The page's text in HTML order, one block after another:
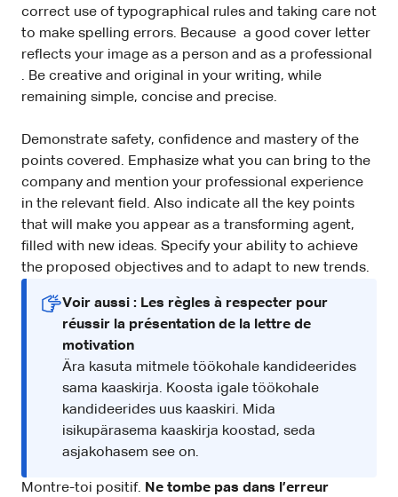
correct use of typographical rules and taking care not
to make spelling errors. Because a good cover letter
reflects your image as a person and as a professional
. Be creative and original in your writing, while
remaining simple, concise and precise.
Demonstrate safety, confidence and mastery of the
points covered. Emphasize what you can bring to the
company and mention your professional experience
in the relevant field. Also indicate all the key points
that will make you appear as a transforming agent,
filled with new ideas. Specify your ability to achieve
the proposed objectives and to adapt to new trends.
Voir aussi : Les règles à respecter pour
réussir la présentation de la lettre de
motivation
Ära kasuta mitmele töökohale kandideerides
sama kaaskirja. Koosta igale töökohale
kandideerides uus kaaskiri. Mida
isikupärasema kaaskirja koostad, seda
asjakohasem see on.
Montre-toi positif. Ne tombe pas dans l’erreur